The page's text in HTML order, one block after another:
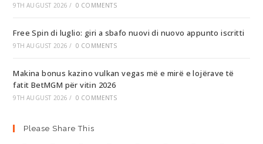
9TH AUGUST 2026 / 0 COMMENTS
Free Spin di luglio: giri a sbafo nuovi di nuovo appunto iscritti
9TH AUGUST 2026 / 0 COMMENTS
Makina bonus kazino vulkan vegas më e mirë e lojërave të
fatit BetMGM për vitin 2026
9TH AUGUST 2026 / 0 COMMENTS
Please Share This